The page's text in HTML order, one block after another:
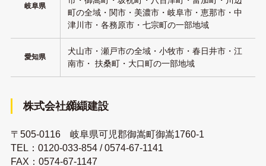
岐阜県
町の全域・関市・美濃市・岐阜市・恵那市・中
津川市・各務原市・七宗町の一部地域
愛知県
犬山市・瀬戸市の全域・小牧市・春日井市・江
南市・ 扶桑町・大口町の一部地域
株式会社纐纈建設
〒505-0116 岐阜県可児郡御嵩町御嵩1760-1
TEL： 0120-033-854/ 0574-67-1141
FAX：0574-67-1147